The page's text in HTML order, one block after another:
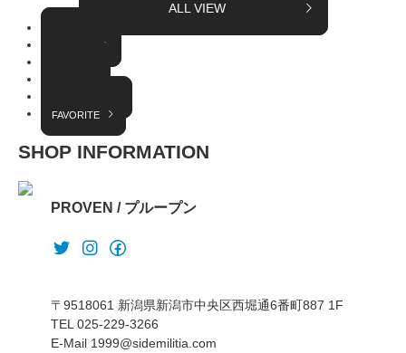
ALL VIEW
FAVORITE
SHOP INFORMATION
PROVEN / プループン
〒9518061 新潟県新潟市中央区西堀通6番町887 1F
TEL 025-229-3266
E-Mail 1999@sidemilitia.com